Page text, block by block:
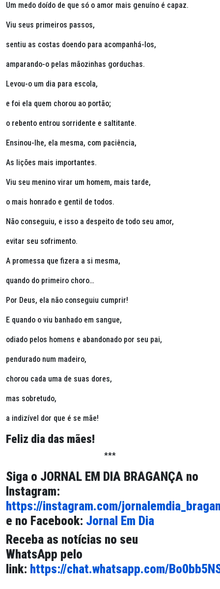
Um medo doído de que só o amor mais genuíno é capaz.
Viu seus primeiros passos,
sentiu as costas doendo para acompanhá-los,
amparando-o pelas mãozinhas gorduchas.
Levou-o um dia para escola,
e foi ela quem chorou ao portão;
o rebento entrou sorridente e saltitante.
Ensinou-lhe, ela mesma, com paciência,
As lições mais importantes.
Viu seu menino virar um homem, mais tarde,
o mais honrado e gentil de todos.
Não conseguiu, e isso a despeito de todo seu amor,
evitar seu sofrimento.
A promessa que fizera a si mesma,
quando do primeiro choro…
Por Deus, ela não conseguiu cumprir!
E quando o viu banhado em sangue,
odiado pelos homens e abandonado por seu pai,
pendurado num madeiro,
chorou cada uma de suas dores,
mas sobretudo,
a indizível dor que é se mãe!
Feliz dia das mães!
***
Siga o JORNAL EM DIA BRAGANÇA no
Instagram:
https://instagram.com/
e no Facebook: Jornal Em Dia
Receba as notícias no seu
WhatsApp pelo
link: https://chat.whatsapp.com/